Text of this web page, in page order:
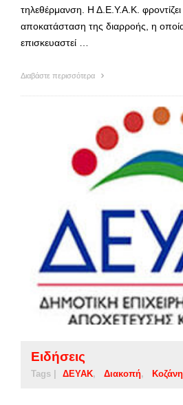
τηλεθέρμανση. Η Δ.Ε.Υ.Α.Κ. φροντίζει
αποκατάσταση της διαρροής, η
επισκευαστεί …
Διαβάστε περισσότερα
Ειδήσεις
Tags | ΔΕΥΑΚ Διακοπή Κοζάνη